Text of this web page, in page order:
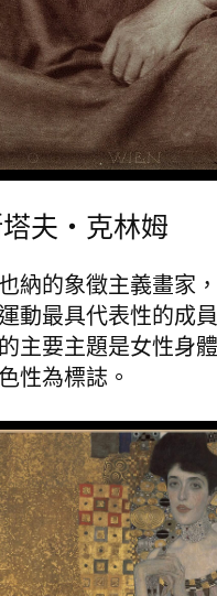
夫・克林姆
納的象徵主義畫家
動最具代表性的成
主要主題是女性身
性為標誌。